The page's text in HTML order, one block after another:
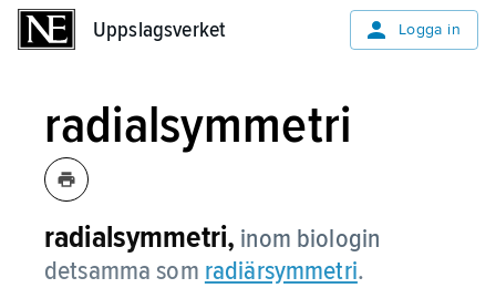
Uppslagsverket Logga in
radialsymmetri
radialsymmetri, inom biologin
detsamma som radiärsymmetri.